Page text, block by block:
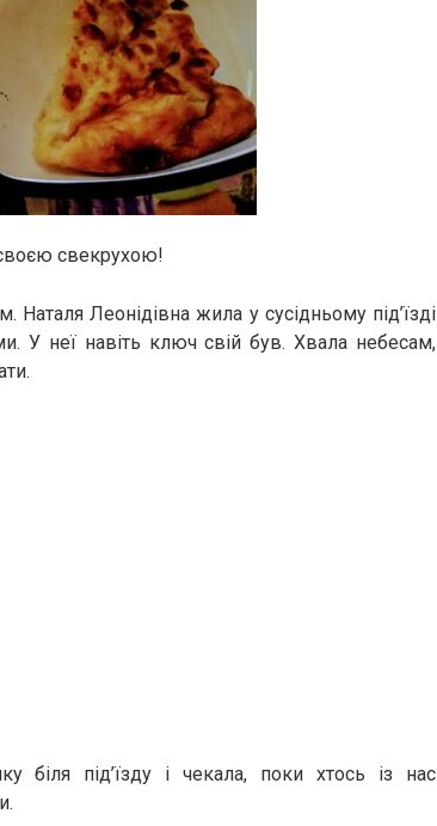
свекрухою!
Леонідівна жила у сусідньому під’їзді
У неї навіть ключ свій був. Хвала небесам,
біля під’їзду і чекала, поки хтось із нас